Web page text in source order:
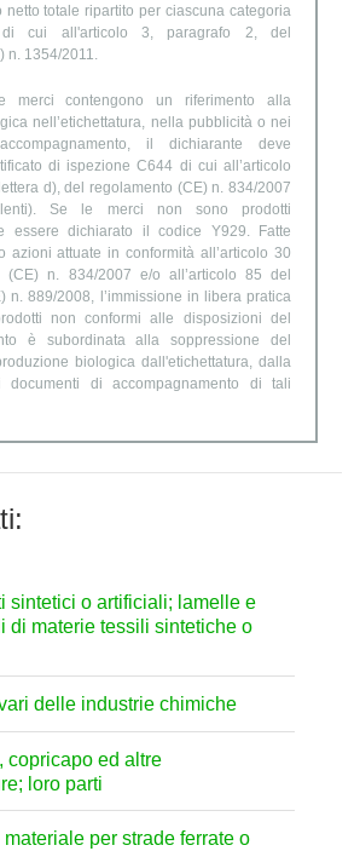
netto totale ripartito per ciascuna categoria
cui all'articolo 3, paragrafo 2, del
n. 1354/2011.
contengono un riferimento alla
nell’etichettatura, nella pubblicità o nei
il dichiarante deve
di ispezione C644 di cui all’articolo
d), del regolamento (CE) n. 834/2007
Se le merci non sono prodotti
essere dichiarato il codice Y929. Fatte
azioni attuate in conformità all’articolo 30
(CE) n. 834/2007 e/o all’articolo 85 del
n. 889/2008, l’immissione in libera pratica
non conformi alle disposizioni del
è subordinata alla soppressione del
biologica dall'etichettatura, dalla
di accompagnamento di tali
sintetici o artificiali; lamelle e
di materie tessili sintetiche o
delle industrie chimiche
copricapo ed altre
loro parti
per strade ferrate o